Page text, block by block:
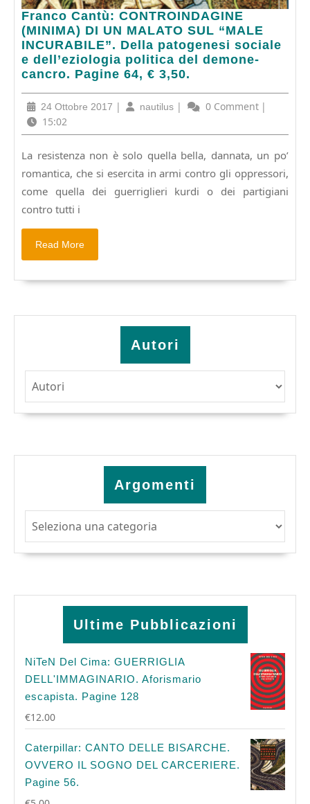
Franco Cantù: CONTROINDAGINE
(MINIMA) DI UN MALATO SUL “MALE
INCURABILE”. Della patogenesi sociale
e dell’eziologia politica del demone-
cancro. Pagine 64, € 3,50.
Franco
Cantù:
CONTROINDAGINE
(MINIMA)
DI
MALATO
SUL
“MALE
Della
patogenesi
sociale
e
politica
del
demone-
cancro.
24 Ottobre 2017 24
2017
| nautilusnautilus
| 0 Comment |
15:02
La resistenza non è solo quella bella, dannata, un po’
romantica, che si esercita in armi contro gli oppressori,
come quella dei guerriglieri kurdi o dei partigiani
contro tutti i
Read More
More
Autori
Argomenti
Ultime Pubblicazioni
NiTeN Del Cima: GUERRIGLIA
DELL'IMMAGINARIO. Aforismario
escapista. Pagine 128
€12.00
Caterpillar: CANTO DELLE BISARCHE.
OVVERO IL SOGNO DEL CARCERIERE.
Pagine 56.